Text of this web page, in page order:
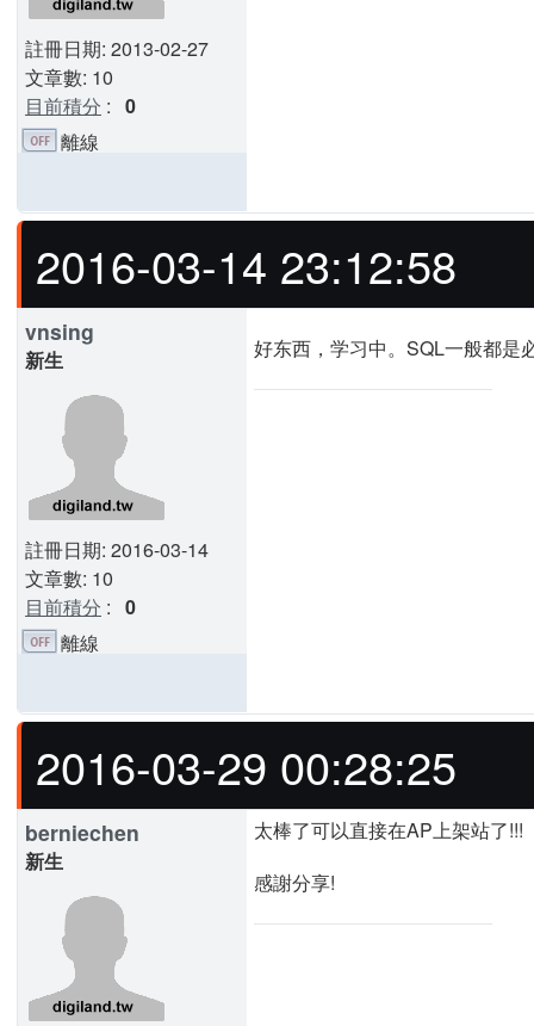
註冊日期: 2013-02-27
文章數: 10
目前積分 : 0
離線
2016-03-14 23:12:58
vnsing
新生
註冊日期: 2016-03-14
文章數: 10
目前積分 : 0
好东西，学习中。SQL一般都是
離線
2016-03-29 00:28:25
berniechen
新生
太棒了可以直接在AP上架站了!!!
感謝分享!